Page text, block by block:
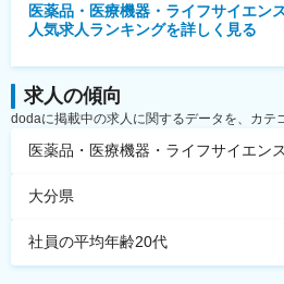
医薬品・医療機器・ライフサイエン
人気求人ランキングを詳しく見る
求人の傾向
dodaに掲載中の求人に関するデータを、カテ
医薬品・医療機器・ライフサイエン
大分県
社員の平均年齢20代